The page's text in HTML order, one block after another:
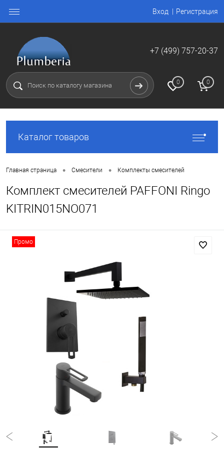
Вход Регистрация
+7 (499) 757-20-37
0 0
Каталог товаров
Главная страница • Смесители • Комплекты смесителей
Комплект смесителей PAFFONI Ringo
KITRIN015NO071
Промо